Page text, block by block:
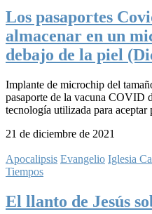
Los pasaportes
almacenar en un
debajo de la piel
Implante de microchip del
pasaporte de la vacuna COVID
tecnología utilizada para
21 de diciembre de 2021
Apocalipsis Evangelio Iglesia
Tiempos
El llanto de Jesús